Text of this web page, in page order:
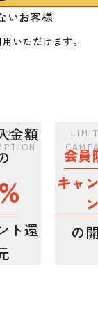
いお客様
いただけます。
金額
ト還
会員
キャ
ン
の